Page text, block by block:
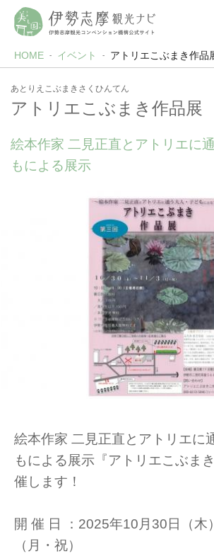
HOME イベント アトリエこぶまき作品
あとりえこぶまきさくひんてん
アトリエこぶまき作品展
絵本作家 二見正直とアトリエに
もによる展示
絵本作家 二見正直とアトリエに
もによる展示『アトリエこぶま
催します！
開 催 日 ：2025年10月30日（木
（月・祝）